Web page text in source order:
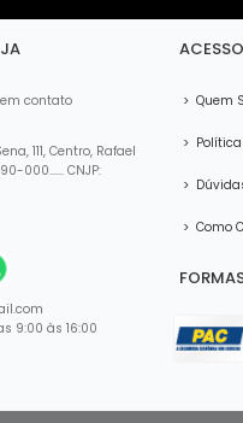
contato
111, Centro, Rafael
000...... CNJP:
9:00 às 16:00
> Quem
>
>
> Como